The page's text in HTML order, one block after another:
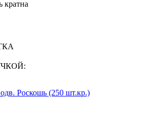
кратна
Роскошь (250 шт.кр.)